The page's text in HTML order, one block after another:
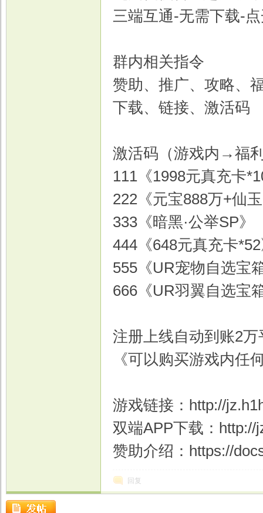
三端互通-无需下载-
群内相关指令
赞助、推广、攻略、
下载、链接、激活码
激活码（游戏内→福
111《1998元真充卡
222《元宝888万+仙
333《暗黑·公举SP》
444《648元真充卡
555《UR宠物自选宝
666《UR羽翼自选宝
注册上线自动到账2万
《可以购买游戏内任
游戏链接：http://
双端APP下载：http://
赞助介绍：https://
回复